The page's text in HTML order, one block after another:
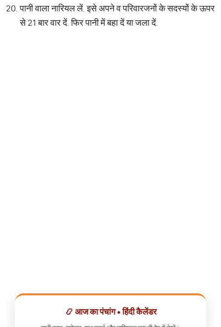
पानी वाला नारियल लें. इसे अपने व परिवारजनों के सदस्यों के ऊपर
से 21 बार वार दें. फिर पानी में बहा दें या जला दें.
📿 आज का पंचांग • हिंदी कैलेंडर